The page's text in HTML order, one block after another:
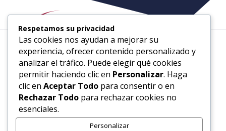
Afiliados, Sistema de
afiliación
Respetamos su privacidad
Las cookies nos ayudan a mejorar su
experiencia, ofrecer contenido personalizado y
analizar el tráfico. Puede elegir qué cookies
permitir haciendo clic en Personalizar. Haga
clic en Aceptar Todo para consentir o en
Rechazar Todo para rechazar cookies no
esenciales.
Personalizar